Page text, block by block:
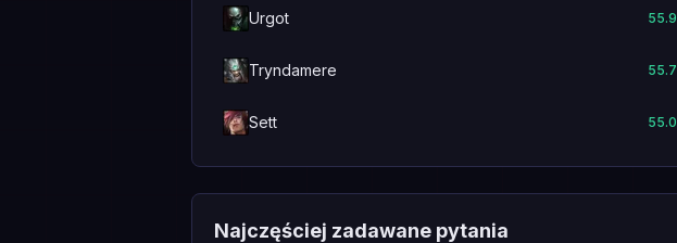
Urgot 55.9
Tryndamere 55.7
Sett 55.0
Najczęściej zadawane pytania